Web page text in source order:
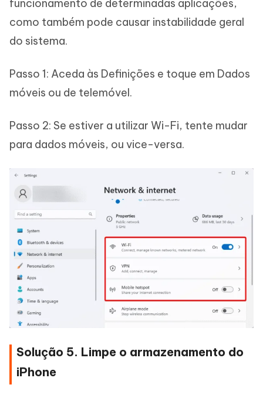
funcionamento de determinadas aplicações,
como também pode causar instabilidade geral
do sistema.
Passo 1: Aceda às Definições e toque em Dados
móveis ou de telemóvel.
Passo 2: Se estiver a utilizar Wi-Fi, tente mudar
para dados móveis, ou vice-versa.
Solução 5. Limpe o armazenamento do
iPhone